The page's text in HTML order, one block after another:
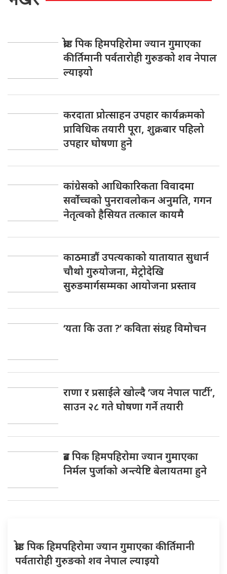
ब्रोड पिक हिमपहिरोमा ज्यान गुमाएका
कीर्तिमानी पर्वतारोही गुरुङको शव नेपाल
ल्याइयो
करदाता प्रोत्साहन उपहार कार्यक्रमको
प्राविधिक तयारी पूरा, शुक्रबार पहिलो
उपहार घोषणा हुने
कांग्रेसको आधिकारिकता विवादमा
सर्वोच्चको पुनरावलोकन अनुमति, गगन
नेतृत्वको हैसियत तत्काल कायमै
काठमाडौं उपत्यकाको यातायात सुधार्न
चौथो गुरुयोजना, मेट्रोदेखि
सुरुङमार्गसम्मका आयोजना प्रस्ताव
‘यता कि उता ?’ कविता संग्रह विमोचन
राणा र प्रसाईंले खोल्दै ‘जय नेपाल पार्टी’,
साउन २८ गते घोषणा गर्ने तयारी
ब्रड पिक हिमपहिरोमा ज्यान गुमाएका
निर्मल पुर्जाको अन्त्येष्टि बेलायतमा हुने
ब्रोड पिक हिमपहिरोमा ज्यान गुमाएका कीर्तिमानी
पर्वतारोही गुरुङको शव नेपाल ल्याइयो